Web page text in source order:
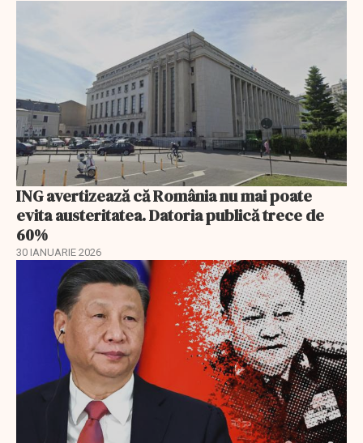
ING avertizează că România nu mai poate
evita austeritatea. Datoria publică trece de
60%
30 IANUARIE 2026